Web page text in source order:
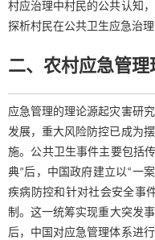
村应治理中村民的公共认知
探析村民在公共卫生应急治
二、农村应急管
应急管理的理论源起灾害研
发展，重大风险防控已成为
施。公共卫生事件主要包括
典”后，中国政府建立以“一
疾病防控和针对社会安全事
制。这一统筹实现重大突发
后，中国对应急管理体系进